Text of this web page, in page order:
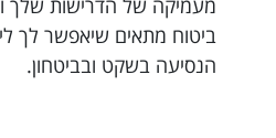
מעמיקה של הדרישות שלך
ביטוח מתאים שיאפשר לך
הנסיעה בשקט ובביטחון.